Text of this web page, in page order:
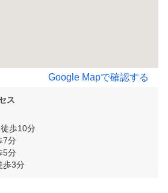
Google Mapで確認する
ス
歩10分
7分
5分
歩3分